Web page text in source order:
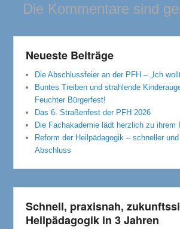
Die Kommentare sind
Neueste Beiträge
Die Abschlussfeier an der PFH – „Ich
Buntes Treiben und strahlende
Feuchter Bürgerfest!
Das 6. Straßenfest der PFH 2026
Die Fachakademie lädt herzlich zu ihrem
Reform der Heilpädagogik – schneller
Abschluss
Schnell, praxisnah,
Heilpädagogik in 3 Jahren